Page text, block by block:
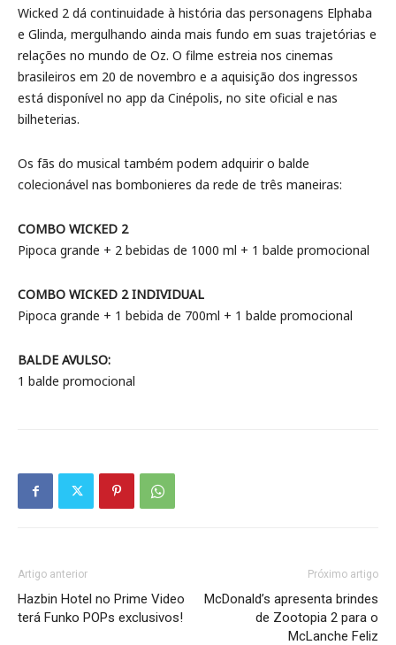
Wicked 2 dá continuidade à história das personagens Elphaba
e Glinda, mergulhando ainda mais fundo em suas trajetórias e
relações no mundo de Oz. O filme estreia nos cinemas
brasileiros em 20 de novembro e a aquisição dos ingressos
está disponível no app da Cinépolis, no site oficial e nas
bilheterias.
Os fãs do musical também podem adquirir o balde
colecionável nas bombonieres da rede de três maneiras:
COMBO WICKED 2
Pipoca grande + 2 bebidas de 1000 ml + 1 balde promocional
COMBO WICKED 2 INDIVIDUAL
Pipoca grande + 1 bebida de 700ml + 1 balde promocional
BALDE AVULSO:
1 balde promocional
Artigo anterior
Hazbin Hotel no Prime Video
terá Funko POPs exclusivos!
Próximo artigo
McDonald’s apresenta brindes
de Zootopia 2 para o
McLanche Feliz